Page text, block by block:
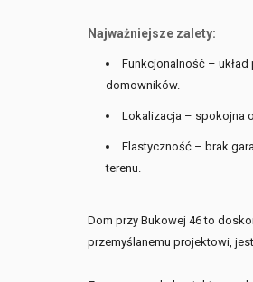
Najważniejsze zalety:
Funkcjonalność –
domowników.
Lokalizacja – spokojna
Elastyczność – brak
terenu.
Dom przy Bukowej 46 to
przemyślanemu projektowi,